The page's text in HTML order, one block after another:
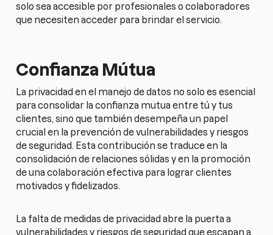
solo sea accesible por profesionales o colaboradores
que necesiten acceder para brindar el servicio.
Confianza Mútua
La privacidad en el manejo de datos no solo es esencial
para consolidar la confianza mutua entre tú y tus
clientes, sino que también desempeña un papel
crucial en la prevención de vulnerabilidades y riesgos
de seguridad. Esta contribución se traduce en la
consolidación de relaciones sólidas y en la promoción
de una colaboración efectiva para lograr clientes
motivados y fidelizados.
La falta de medidas de privacidad abre la puerta a
vulnerabilidades y riesgos de seguridad que escapan a